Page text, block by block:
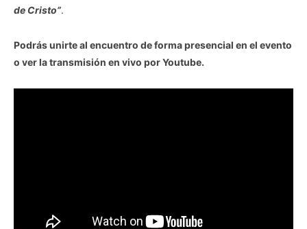
de Cristo”.
Podrás unirte al encuentro de forma presencial en el evento
o ver la transmisión en vivo por Youtube.